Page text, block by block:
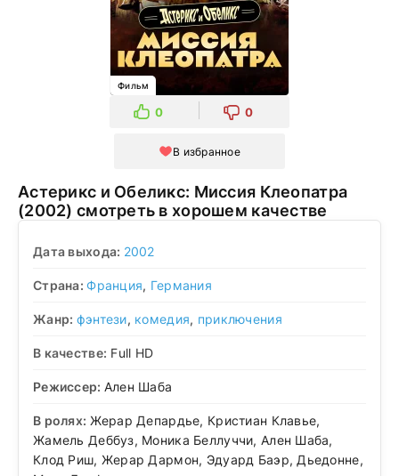
Фильм
0 0
В избранное
Астерикс и Обеликс: Миссия Клеопатра
(2002) смотреть в хорошем качестве
Дата выхода: 2002
Страна:Франция, Германия
Жанр: фэнтези, комедия, приключения
В качестве: Full HD
Режиссер: Ален Шаба
В ролях: Жерар Депардье, Кристиан Клавье,
Жамель Деббуз, Моника Беллуччи, Ален Шаба,
Клод Риш, Жерар Дармон, Эдуард Баэр, Дьедонне,